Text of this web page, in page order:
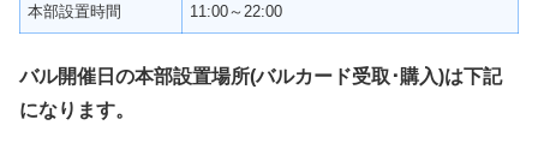
本部設置時間 11:00～22:00
バル開催日の本部設置場所(バルカード受取･購入)は下記
になります。